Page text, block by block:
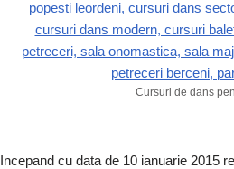
Cursuri de dans
Incepand cu data de 10 ianuarie 2015